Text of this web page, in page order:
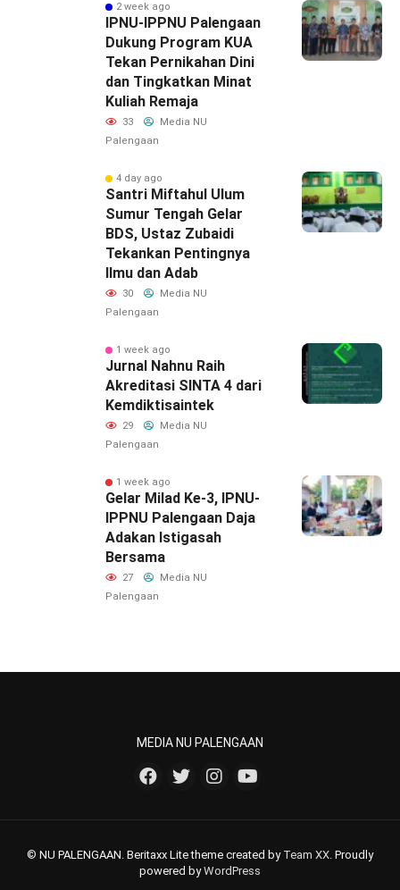
2 week ago
IPNU-IPPNU Palengaan
Dukung Program KUA
Tekan Pernikahan Dini
dan Tingkatkan Minat
Kuliah Remaja
33
Media NU
Palengaan
4 day ago
Santri Miftahul Ulum
Sumur Tengah Gelar
BDS, Ustaz Zubaidi
Tekankan Pentingnya
Ilmu dan Adab
30
Media NU
Palengaan
1 week ago
Jurnal Nahnu Raih
Akreditasi SINTA 4 dari
Kemdiktisaintek
29
Media NU
Palengaan
1 week ago
‎Gelar Milad Ke-3, IPNU-
IPPNU Palengaan Daja
Adakan Istigasah
Bersama
27
Media NU
Palengaan
MEDIA NU PALENGAAN
© NU PALENGAAN. Beritaxx Lite theme created by Team XX. Proudly
powered byWordPress